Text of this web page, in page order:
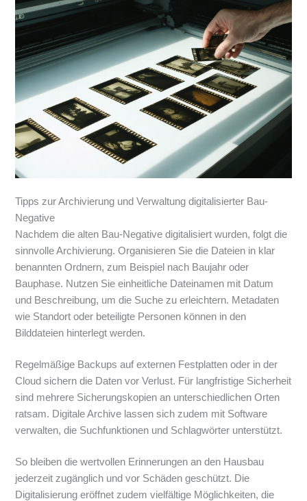
Tipps zur Archivierung und Verwaltung digitalisierter Bau-
Negative
Nachdem die alten Bau-Negative digitalisiert wurden, folgt die
sinnvolle Archivierung. Organisieren Sie die Dateien in klar
benannten Ordnern, zum Beispiel nach Baujahr oder
Bauphase. Nutzen Sie einheitliche Dateinamen mit Datum
und Beschreibung, um die Suche zu erleichtern. Metadaten
wie Standort oder beteiligte Personen können in den
Bilddateien hinterlegt werden.
Regelmäßige Backups auf externen Festplatten oder in der
Cloud sichern die Daten vor Verlust. Für langfristige Sicherheit
sind mehrere Sicherungskopien an unterschiedlichen Orten
ratsam. Digitale Archive lassen sich zudem mit Software
verwalten, die Suchfunktionen und Schlagwörter unterstützt.
So bleiben die wertvollen Erinnerungen an den Hausbau
jederzeit zugänglich und vor Schäden geschützt. Die
Digitalisierung eröffnet zudem vielfältige Möglichkeiten, die